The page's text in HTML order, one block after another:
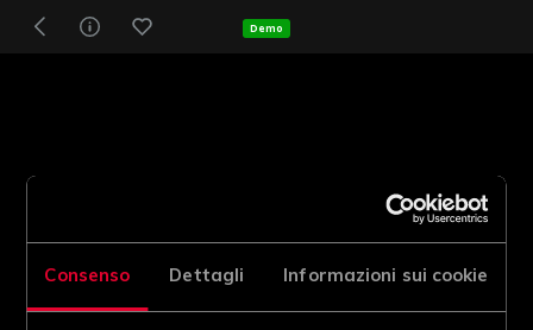
Consenso Dettagli Informazioni sui cookie
Demo